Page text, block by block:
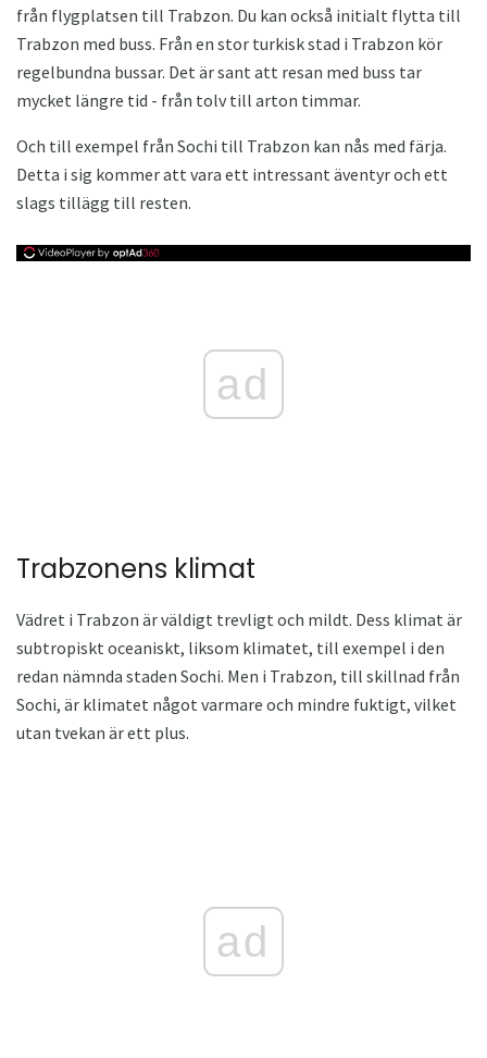
från flygplatsen till Trabzon. Du kan också initialt flytta till
Trabzon med buss. Från en stor turkisk stad i Trabzon kör
regelbundna bussar. Det är sant att resan med buss tar
mycket längre tid - från tolv till arton timmar.
Och till exempel från Sochi till Trabzon kan nås med färja.
Detta i sig kommer att vara ett intressant äventyr och ett
slags tillägg till resten.
ad
Trabzonens klimat
Vädret i Trabzon är väldigt trevligt och mildt. Dess klimat är
subtropiskt oceaniskt, liksom klimatet, till exempel i den
redan nämnda staden Sochi. Men i Trabzon, till skillnad från
Sochi, är klimatet något varmare och mindre fuktigt, vilket
utan tvekan är ett plus.
ad